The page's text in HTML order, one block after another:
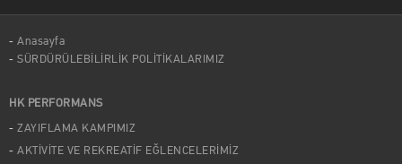
Anasayfa
SÜRDÜRÜLEBİLİRLİK POLİTİKALARIMIZ
HK PERFORMANS
ZAYIFLAMA KAMPIMIZ
AKTİVİTE VE REKREATİF EĞLENCELERİMİZ